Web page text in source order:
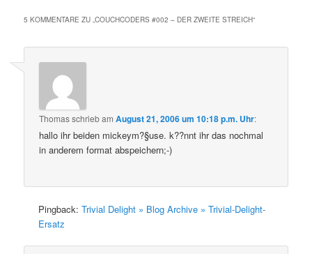
5 KOMMENTARE ZU „COUCHCODERS #002 – DER ZWEITE STREICH“
ThomasschriebamAugust 21, 2006 um 10:18 p.m. Uhr:
hallo ihr beiden mickeym?§use. k??nnt ihr das nochmal
in anderem format abspeichern;-)
Pingback:Trivial Delight » Blog Archive » Trivial-Delight-
Ersatz